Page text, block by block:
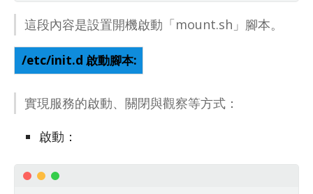
這段內容是設置開機啟動「mount.sh」腳本。
/etc/init.d 啟動腳本:
實現服務的啟動、關閉與觀察等方式：
啟動：